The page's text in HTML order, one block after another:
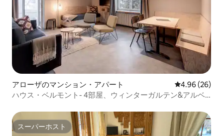
アローザのマンション・アパート レビュー26
4.96 (26)
ハウス・ベルモント- 4部屋、ウィンターガルテン&アルベ
スーパーホスト
スーパーホスト